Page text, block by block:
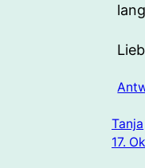
Tanja
17.